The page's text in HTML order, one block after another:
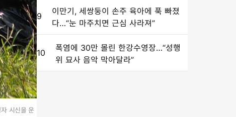
시신을 운
9
이만기, 세쌍둥이 손주 육아에 푹 빠졌
다…“눈 마주치면 근심 사라져”
10
폭염에 30만 몰린 한강수영장…“성행
위 묘사 음악 막아달라”